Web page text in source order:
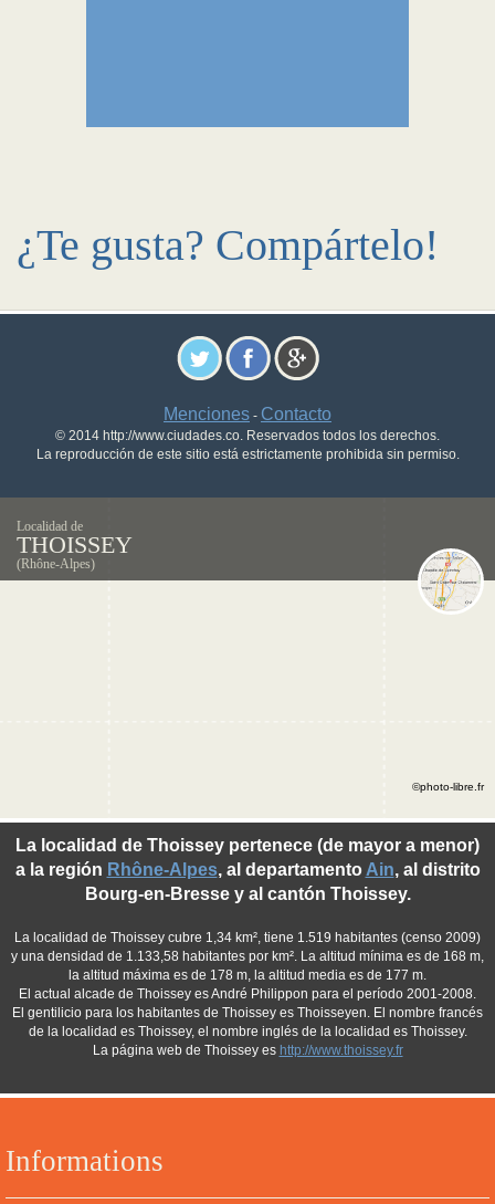
¿Te gusta? Compártelo!
Menciones - Contacto
© 2014 http://www.ciudades.co. Reservados todos los derechos.
La reproducción de este sitio está estrictamente prohibida sin permiso.
Localidad de
THOISSEY
(Rhône-Alpes)
Informations
La localidad de Thoissey pertenece (de mayor a menor)
a la región Rhône-Alpes, al departamento Ain, al distrito
Bourg-en-Bresse y al cantón Thoissey.
La localidad de Thoissey cubre 1,34 km², tiene 1.519 habitantes (censo 2009)
y una densidad de 1.133,58 habitantes por km². La altitud mínima es de 168 m,
la altitud máxima es de 178 m, la altitud media es de 177 m.
El actual alcade de Thoissey es André Philippon para el período 2001-2008.
El gentilicio para los habitantes de Thoissey es Thoisseyen. El nombre francés
de la localidad es Thoissey, el nombre inglés de la localidad es Thoissey.
La página web de Thoissey es http://www.thoissey.fr
©photo-libre.fr